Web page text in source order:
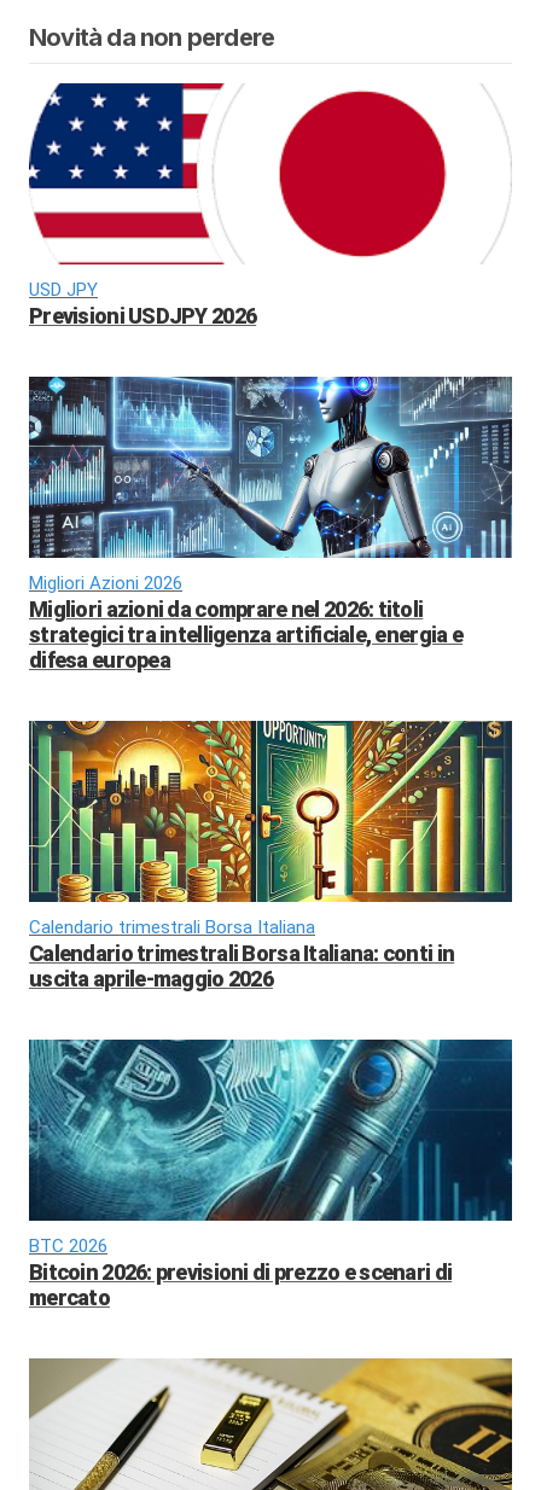
Novità da non perdere
USD JPY
Previsioni USDJPY 2026
Migliori Azioni 2026
Migliori azioni da comprare nel 2026: titoli
strategici tra intelligenza artificiale, energia e
difesa europea
Calendario trimestrali Borsa Italiana
Calendario trimestrali Borsa Italiana: conti in
uscita aprile-maggio 2026
BTC 2026
Bitcoin 2026: previsioni di prezzo e scenari di
mercato